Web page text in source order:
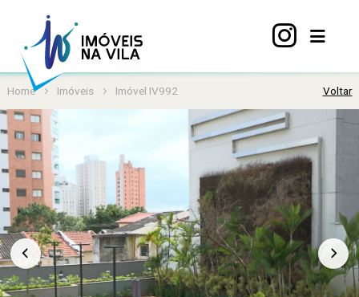
Home
A
Vila
Mariana
Imóveis
Viva
Vila
Sobre
nós
Home Imóveis Imóvel IV992 Voltar